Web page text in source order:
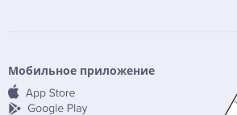
Мобильное приложение